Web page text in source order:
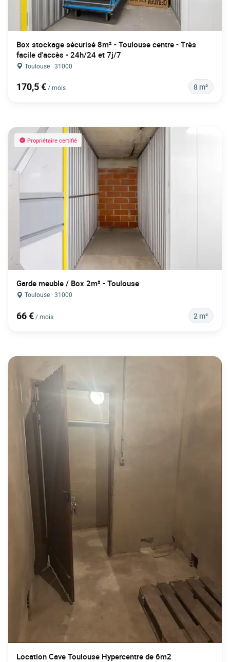
Box stockage sécurisé 8m² - Toulouse centre - Très
facile d'accès - 24h/24 et 7j/7
Toulouse · 31000
170,5 €/ mois 8 m²
Propriétaire certifié
Garde meuble / Box 2m² - Toulouse
Toulouse · 31000
66 €/ mois 2 m²
Location Cave Toulouse Hypercentre de 6m2